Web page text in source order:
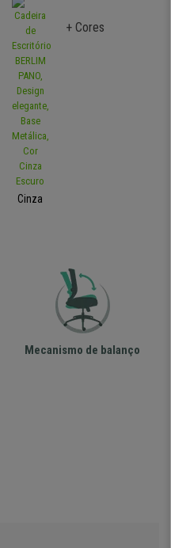
Cinza
+ Cores
Mecanismo de balanço